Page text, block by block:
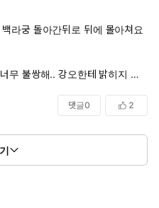
ㅋㅋ
위에서 까는구나 싶고ㅋㅋㅋㅋ
라궁 돌아간뒤로 뒤에 몰아쳐요
무 불쌍해.. 강오한테 밝히지 ㅠㅠ
ㅠㅠ 행복한 순간이 너무 찰나네
댓글0 2